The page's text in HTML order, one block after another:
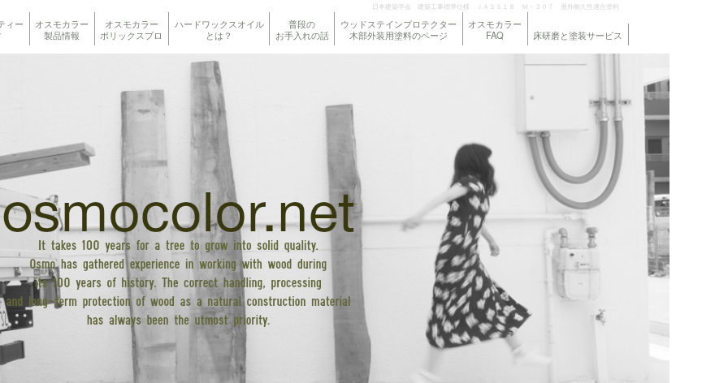
日本建築学会 建築工事標準仕様 ＪＡＳＳ１８ Ｍ－３０７ 屋外耐久性適合塗料
ィー
オスモカラー
製品情報
オスモカラー
ポリックスプロ
ハードワックスオイル
とは？
普段の
お手入れの話
ウッドステインプロテクター
木部外装用塗料のページ
オスモカラー
FAQ
床研磨と塗装サービス